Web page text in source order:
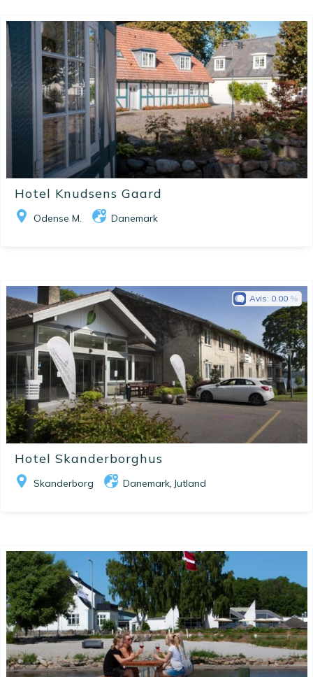
Hotel Knudsens Gaard
Odense M. Danemark
Hotel Skanderborghus
Skanderborg Danemark, Jutland
Avis: 0.00